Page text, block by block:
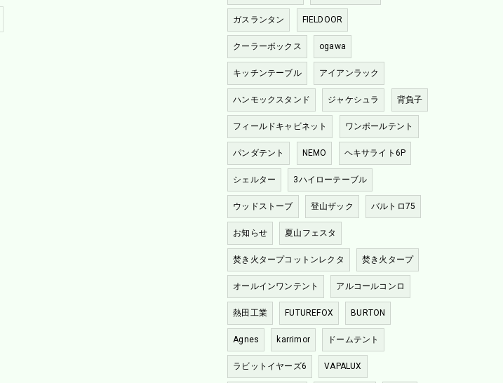
ガスランタン FIELDOOR
クーラーボックス ogawa
キッチンテーブル アイアンラック
ハンモックスタンド ジャケシュラ 背負子
フィールドキャビネット ワンポールテント
パンダテント NEMO ヘキサライト6P
シェルター 3ハイローテーブル
ウッドストーブ 登山ザック バルトロ75
お知らせ 夏山フェスタ
焚き火タープコットンレクタ 焚き火タープ
オールインワンテント アルコールコンロ
熱田工業 FUTUREFOX BURTON
Agnes karrimor ドームテント
ラビットイヤーズ6 VAPALUX